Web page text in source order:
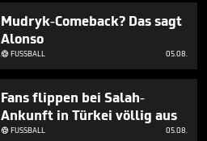
Mudryk-Comeback? Das sagt
Alonso
FUSSBALL 05.08.
Fans flippen bei Salah-
Ankunft in Türkei völlig aus
FUSSBALL 05.08.